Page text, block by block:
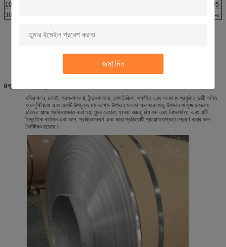
জমা দিন
1050
0.05
3003
1.০-১.5
অ্যালুমিনিয়াম ইঙ্গোট --- অ্যালুমিনিয়াম ফ্লিটিং ফার্নেস ---- অ্যালুমিনিয়াম স্ট্রিপ
কাঠের প্যালেট,গোলাপযুক্ত কাগজ,কাগজের কোণ রক্ষক,পিভিসি ফিল্ম এবং ডেসিকেন্টের ফুমিং মুক্ত।
6প্রতিযোগিতামূলক সুবিধা:
যদিও গলন, ঢালাই, গরম-গলানো, ঠান্ডা-গলানো, তাপ চিকিত্সা, সমাপ্তি এবং অন্যান্য প্রযুক্তি,ভারী গলিত
অ্যালুমিনিয়াম এবং একটি উপযুক্ত মানের খাদ উপাদান হালকা অ-ফেরো ধাতু উপাদান যা সূক্ষ্ম চকচকে
চরিত্র আছে প্রক্রিয়াজাত করা হয়, সুন্দর চেহারা, হালকা ওজন, বিষ কম এবং নিঃস্বার্থতা, এবং এটি
বৈদ্যুতিক বর্তমান এবং তাপ, প্রক্রিয়াকরণ এবং জারা প্রতিরোধী প্রয়োগযোগ্যতা প্রেরণ করার ভাল
বৈশিষ্ট্যও রয়েছে।
.